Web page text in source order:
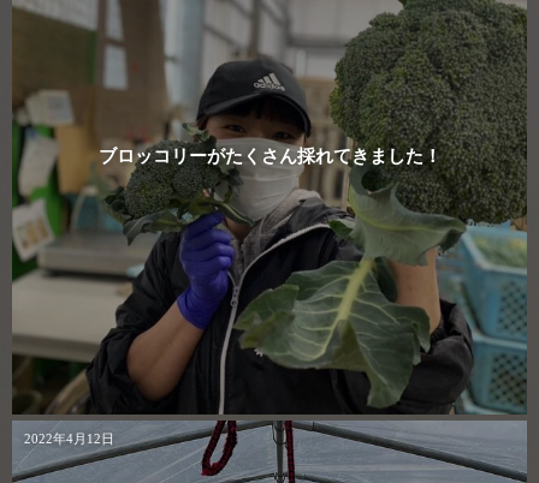
ブロッコリーがたくさん採れてきました！
2022年4月12日